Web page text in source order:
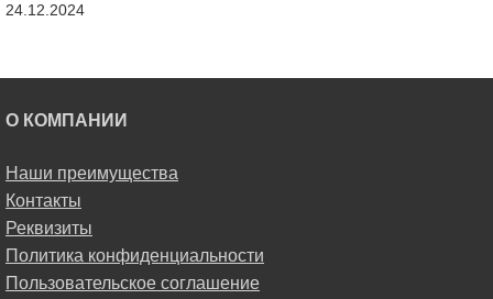
24.12.2024
О КОМПАНИИ
Наши преимущества
Контакты
Реквизиты
Политика конфиденциальности
Пользовательское соглашение